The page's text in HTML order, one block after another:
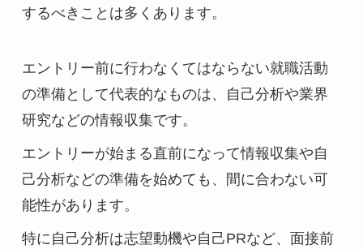
するべきことは多くあります。
エントリー前に行わなくてはならない就職活動
の準備として代表的なものは、自己分析や業界
研究などの情報収集です。
エントリーが始まる直前になって情報収集や自
己分析などの準備を始めても、間に合わない可
能性があります。
特に自己分析は志望動機や自己PRなど、面接前